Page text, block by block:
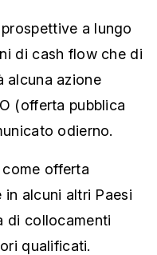
a lungo
di cash flow che di
alcuna azione
(offerta pubblica
odierno.
offerta
in alcuni altri Paesi
di collocamenti
qualificati.